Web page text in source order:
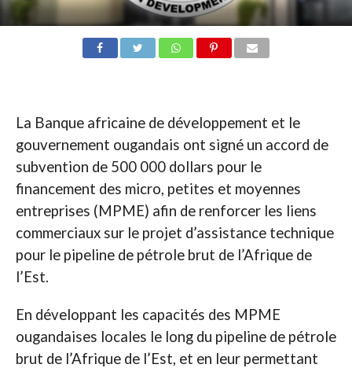
La Banque africaine de développement et le
gouvernement ougandais ont signé un accord de
subvention de 500 000 dollars pour le
financement des micro, petites et moyennes
entreprises (MPME) afin de renforcer les liens
commerciaux sur le projet d’assistance technique
pour le pipeline de pétrole brut de l’Afrique de
l’Est.
En développant les capacités des MPME
ougandaises locales le long du pipeline de pétrole
brut de l’Afrique de l’Est, et en leur permettant